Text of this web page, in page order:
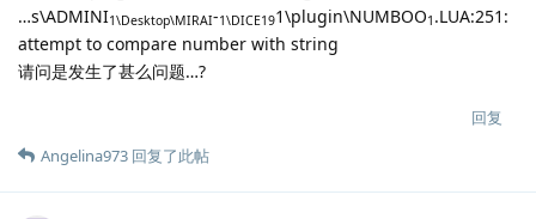
…s\ADMINI1\Desktop\MIRAI-1\DICE191\plugin\NUMBOO1 .LUA:251:
attempt to compare number with string
请问是发生了甚么问题…?
回复
Angelina973 回复了此帖